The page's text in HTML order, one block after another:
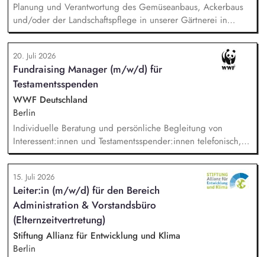
Planung und Verantwortung des Gemüseanbaus, Ackerbaus
und/oder der Landschaftspflege in unserer Gärtnerei in
Berlin-Malchow, Umsetzung eines zertifizierten Bio-Anbaus,
fachliche Anleitung und Unterstützung der Teilnehmenden
und Beschäftigten, Organisation der Arbeitsabläufe und einer
zweckmäßigen Arbeitsplatzgestaltung, Überwachung der
Einhaltung von Gesundheits-, Arbeitsschutz- und
Unfallverhütungsvorschriften.
20. Juli 2026
Fundraising Manager (m/w/d) für
Testamentsspenden
WWF Deutschland
Berlin
Individuelle Beratung und persönliche Begleitung von
Interessent:innen und Testamentsspender:innen telefonisch,
per E-Mail sowie bei persönlichen Gesprächen. Strategische
Weiterentwicklung des Erbschaftsfundraisings und der Donor
Journeys – von der Lead-Akquise über Stewardship bis hin
zur individuellen Förder:innen-Kommunikation. Systematische
Planung, Steuerung und Umsetzung von Werbemaßnahmen,
Nachlass-Mailings oder Telefonie-Aktionen sowie die
Durchführung von analogen und digitalen Veranstaltungen.
15. Juli 2026
Leiter:in (m/w/d) für den Bereich
Administration & Vorstandsbüro
(Elternzeitvertretung)
Stiftung Allianz für Entwicklung und Klima
Berlin